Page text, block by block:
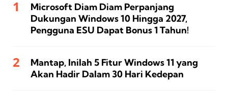
Microsoft Diam Diam Perpanjang
Dukungan Windows 10 Hingga 2027,
Pengguna ESU Dapat Bonus 1 Tahun!
Mantap, Inilah 5 Fitur Windows 11 yang
Akan Hadir Dalam 30 Hari Kedepan